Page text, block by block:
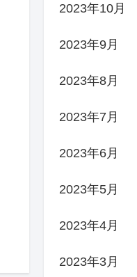
2023年10月
2023年9月
2023年8月
2023年7月
2023年6月
2023年5月
2023年4月
2023年3月